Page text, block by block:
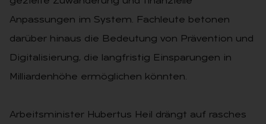
Anpassungen im System. Fachleute betonen
darüber hinaus die Bedeutung von Prävention und
Digitalisierung, die langfristig Einsparungen in
Milliardenhöhe ermöglichen könnten.
Arbeitsminister Hubertus Heil drängt auf rasches